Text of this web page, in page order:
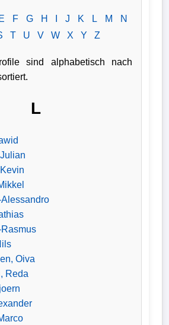
E F G H J K L M
N
T U V W X Y Z
sind alphabetisch nach
L
Alessandro
Oiva
Reda